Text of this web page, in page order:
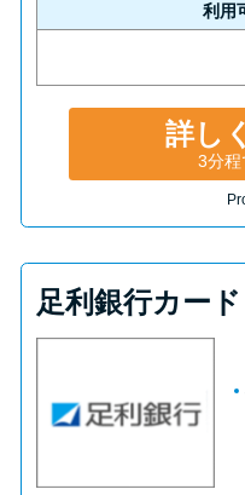
利用
詳し
3分程
足利銀行カー